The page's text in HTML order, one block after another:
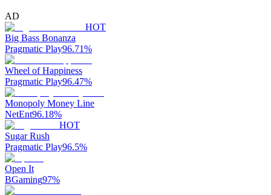
AD
HOT
Big Bass Bonanza
Pragmatic Play96.71%
Wheel of Happiness
Pragmatic Play96.47%
Monopoly Money Line
NetEnt96.18%
HOT
Sugar Rush
Pragmatic Play96.5%
Open It
BGaming97%